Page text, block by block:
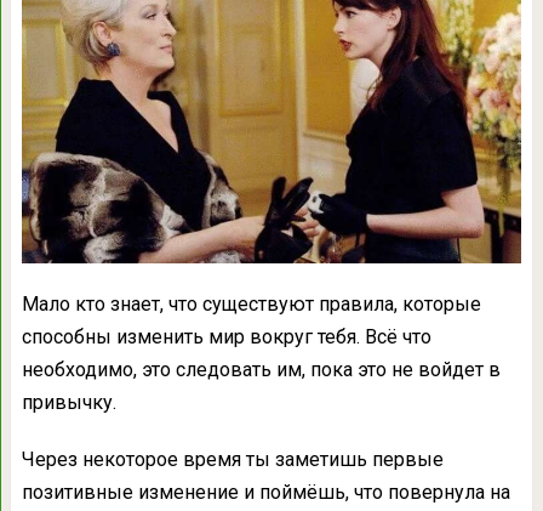
Мало кто знает, что существуют правила, которые
способны изменить мир вокруг тебя. Всё что
необходимо, это следовать им, пока это не войдет в
привычку.
Через некоторое время ты заметишь первые
позитивные изменение и поймёшь, что повернула на